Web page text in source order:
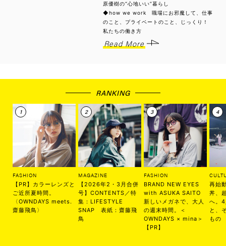
原優樹の“心地いい”暮らし
◆how we work 職場にお邪魔して、仕事
のこと、プライベートのこと、じっくり！
私たちの働き方
Read More
RANKING
FASHION
【PR】カラーレンズと
ご近所夏時間。
〈OWNDAYS meets.
齋藤飛鳥〉
MAGAZINE
【2026年2・3月合併
号】CONTENTS／特
集：LIFESTYLE
SNAP 表紙：齋藤飛
鳥
FASHION
BRAND NEW EYES
with ASUKA SAITO
新しいメガネで、大人
の週末時間。＜
OWNDAYS × mina＞
【PR】
再始
丼、
へ。
と、
もの